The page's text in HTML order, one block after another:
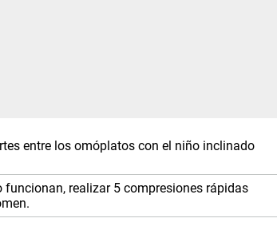
entre los omóplatos con el niño inclinado
funcionan, realizar 5 compresiones rápidas